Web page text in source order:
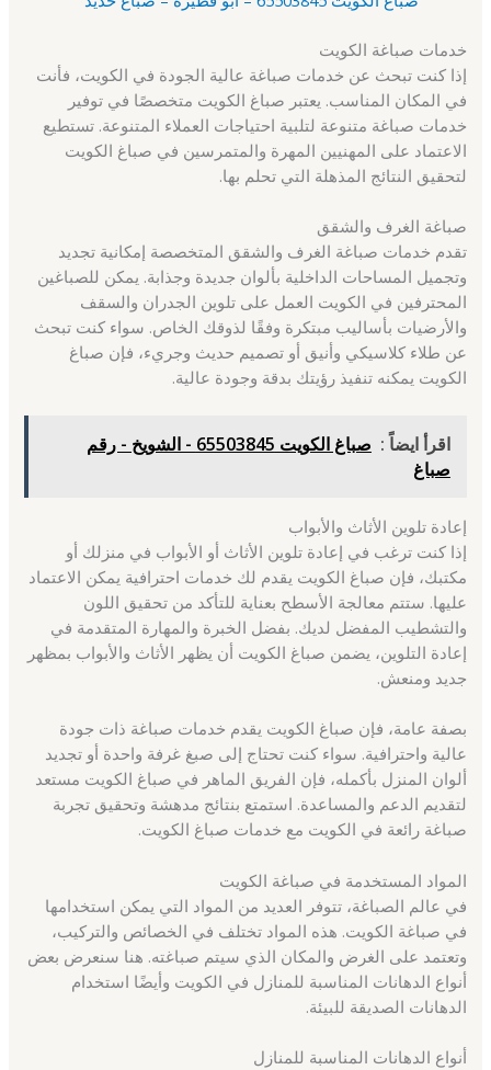
خدمات صباغة الكويت
إذا كنت تبحث عن خدمات صباغة عالية الجودة في الكويت، فأنت
في المكان المناسب. يعتبر صباغ الكويت متخصصًا في توفير
خدمات صباغة متنوعة لتلبية احتياجات العملاء المتنوعة. تستطيع
الاعتماد على المهنيين المهرة والمتمرسين في صباغ الكويت
لتحقيق النتائج المذهلة التي تحلم بها.
صباغة الغرف والشقق
تقدم خدمات صباغة الغرف والشقق المتخصصة إمكانية تجديد
وتجميل المساحات الداخلية بألوان جديدة وجذابة. يمكن للصباغين
المحترفين في الكويت العمل على تلوين الجدران والسقف
والأرضيات بأساليب مبتكرة وفقًا لذوقك الخاص. سواء كنت تبحث
عن طلاء كلاسيكي وأنيق أو تصميم حديث وجريء، فإن صباغ
الكويت يمكنه تنفيذ رؤيتك بدقة وجودة عالية.
اقرأ ايضاً :
صباغ الكويت 65503845 - الشويخ - رقم
صباغ
إعادة تلوين الأثاث والأبواب
إذا كنت ترغب في إعادة تلوين الأثاث أو الأبواب في منزلك أو
مكتبك، فإن صباغ الكويت يقدم لك خدمات احترافية يمكن الاعتماد
عليها. ستتم معالجة الأسطح بعناية للتأكد من تحقيق اللون
والتشطيب المفضل لديك. بفضل الخبرة والمهارة المتقدمة في
إعادة التلوين، يضمن صباغ الكويت أن يظهر الأثاث والأبواب بمظهر
جديد ومنعش.
بصفة عامة، فإن صباغ الكويت يقدم خدمات صباغة ذات جودة
عالية واحترافية. سواء كنت تحتاج إلى صبغ غرفة واحدة أو تجديد
ألوان المنزل بأكمله، فإن الفريق الماهر في صباغ الكويت مستعد
لتقديم الدعم والمساعدة. استمتع بنتائج مدهشة وتحقيق تجربة
صباغة رائعة في الكويت مع خدمات صباغ الكويت.
المواد المستخدمة في صباغة الكويت
في عالم الصباغة، تتوفر العديد من المواد التي يمكن استخدامها
في صباغة الكويت. هذه المواد تختلف في الخصائص والتركيب،
وتعتمد على الغرض والمكان الذي سيتم صباغته. هنا سنعرض بعض
أنواع الدهانات المناسبة للمنازل في الكويت وأيضًا استخدام
الدهانات الصديقة للبيئة.
أنواع الدهانات المناسبة للمنازل